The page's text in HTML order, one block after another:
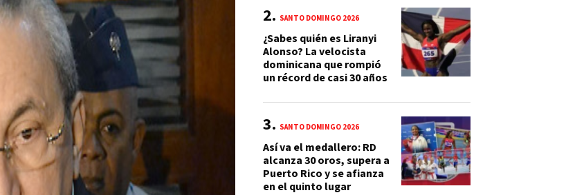
SANTO DOMINGO 2026
¿Sabes quién es Liranyi
Alonso? La velocista
dominicana que rompió
un récord de casi 30 años
SANTO DOMINGO 2026
Así va el medallero: RD
alcanza 30 oros, supera a
Puerto Rico y se afianza
en el quinto lugar